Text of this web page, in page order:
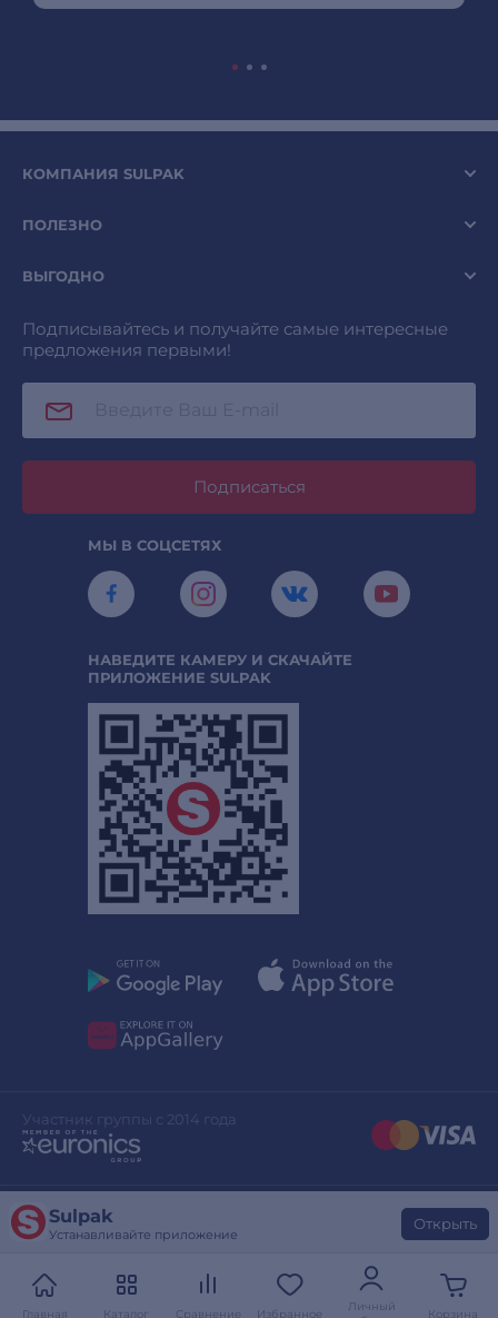
Sulpak
Устанавливайте приложение
Открыть
Главная Каталог Сравнение Избранное
Личный
Корзина
КОМПАНИЯ SULPAK
ПОЛЕЗНО
ВЫГОДНО
Подписывайтесь и получайте самые интересные
предложения первыми!
Подписаться
МЫ В СОЦСЕТЯХ
НАВЕДИТЕ КАМЕРУ И СКАЧАЙТЕ
ПРИЛОЖЕНИЕ SULPAK
Участник группы с 2014 года
Разработка сайта